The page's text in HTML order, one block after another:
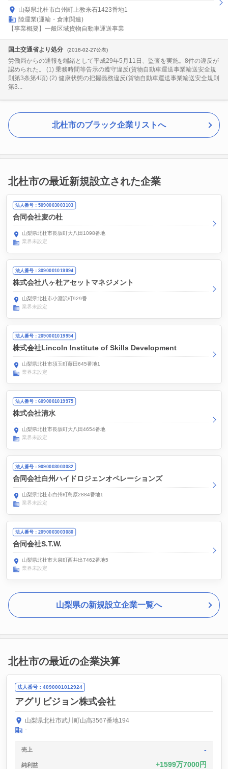
山梨県北杜市白州町上教来石1423番地1
陸運業(運輸・倉庫関連)
【事業概要】一般区域貨物自動車運送事業
国土交通省より処分 (2018-02-27公表)
労働局からの通報を端緒として平成29年5月11日、監査を実施。8件の違反が
認められた。 (1) 乗務時間等告示の遵守違反(貨物自動車運送事業輸送安全規
則第3条第4項) (2) 健康状態の把握義務違反(貨物自動車運送事業輸送安全規則
第3...
北杜市のブラック企業リストへ
北杜市の最近新規設立された企業
法人番号：5090003003103
合同会社麦の杜
山梨県北杜市長坂町大八田1098番地
業界未設定
法人番号：3090001019994
株式会社八ヶ杜アセットマネジメント
山梨県北杜市小淵沢町929番
業界未設定
法人番号：2090001019954
株式会社Lincoln Institute of Skills Development
山梨県北杜市須玉町藤田645番地1
業界未設定
法人番号：6090001019975
株式会社清水
山梨県北杜市長坂町大八田4654番地
業界未設定
法人番号：9090003003082
合同会社白州ハイドロジェンオペレーションズ
山梨県北杜市白州町鳥原2884番地1
業界未設定
法人番号：2090003003080
合同会社S.T.W.
山梨県北杜市大泉町西井出7462番地5
業界未設定
山梨県の新規設立企業一覧へ
北杜市の最近の企業決算
法人番号：4090001012924
アグリビジョン株式会社
山梨県北杜市武川町山高3567番地194
-
売上 -
純利益 1599万7000円